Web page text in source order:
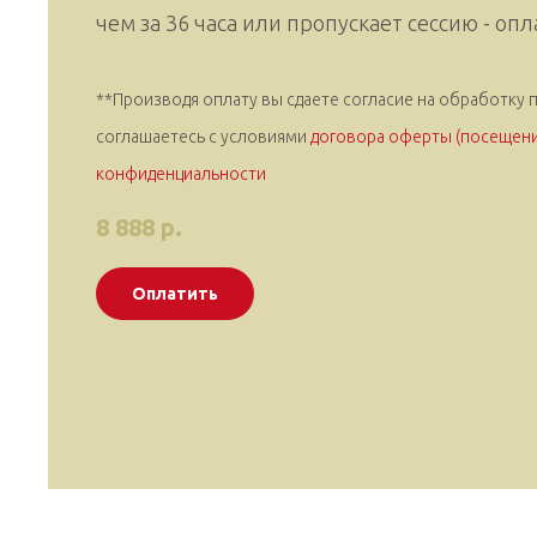
чем за 36 часа или пропускает сессию -
**Производя оплату вы сдаете согласие на обработку
соглашаетесь c условиями договора оферты
конфиденциальности
8 888 р.
Оплатить